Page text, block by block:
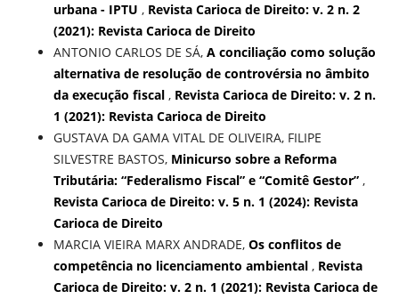
urbana - IPTU , Revista Carioca de Direito: v. 2 n. 2
(2021): Revista Carioca de Direito
ANTONIO CARLOS DE SÁ, A conciliação como solução
alternativa de resolução de controvérsia no âmbito
da execução fiscal , Revista Carioca de Direito: v. 2 n.
1 (2021): Revista Carioca de Direito
GUSTAVA DA GAMA VITAL DE OLIVEIRA, FILIPE
SILVESTRE BASTOS, Minicurso sobre a Reforma
Tributária: “Federalismo Fiscal” e “Comitê Gestor” ,
Revista Carioca de Direito: v. 5 n. 1 (2024): Revista
Carioca de Direito
MARCIA VIEIRA MARX ANDRADE, Os conflitos de
competência no licenciamento ambiental , Revista
Carioca de Direito: v. 2 n. 1 (2021): Revista Carioca de